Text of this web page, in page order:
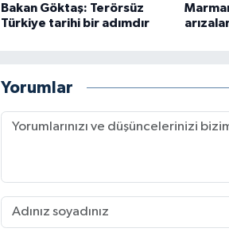
Bakan Göktaş: Terörsüz
Türkiye tarihi bir adımdır
Yorumlar